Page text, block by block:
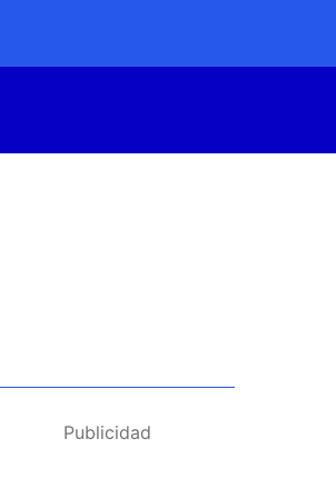
Publicidad